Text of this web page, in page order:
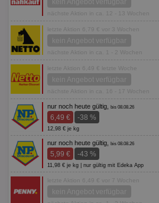
kein Angebot verfügbar
nächste Aktion in ca. 12 - 13 Wochen
letzte Aktion 6,79 € vor 3 Wochen
kein Angebot verfügbar
nächste Aktion in ca. 1 - 2 Wochen
letzte Aktion 6,49 € letzte Woche
kein Angebot verfügbar
nächste Aktion in ca. 16 - 17 Wochen
nur noch heute gültig, bis 08.08.26
6,49 € -38 %
12,98 € je kg
nur noch heute gültig, bis 08.08.26
5,99 € -43 %
11,98 € je kg | nur gültig mit Edeka App
letzte Aktion 6,49 € vor 7 Wochen
kein Angebot verfügbar